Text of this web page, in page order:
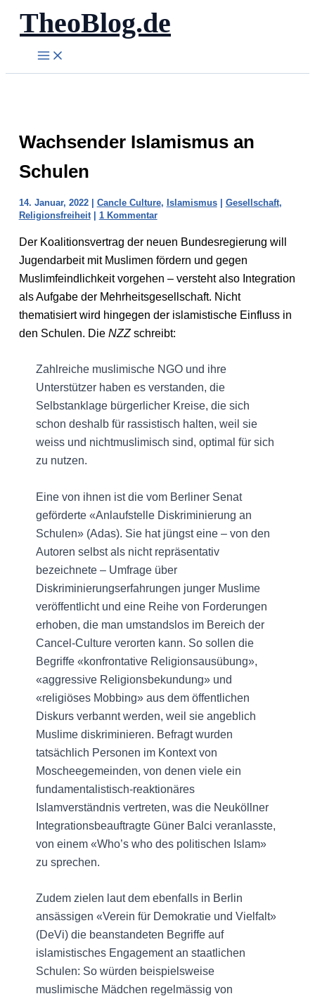
Zum
Inhalt
springen
TheoBlog.de
Wachsender Islamismus an
Schulen
14. Januar, 2022 | Cancle Culture, Islamismus| Gesellschaft,
Religionsfreiheit| 1 Kommentar
Der Koalitionsvertrag der neuen Bundesregierung will
Jugendarbeit mit Muslimen fördern und gegen
Muslimfeindlichkeit vorgehen – versteht also Integration
als Aufgabe der Mehrheitsgesellschaft. Nicht
thematisiert wird hingegen der islamistische Einfluss in
den Schulen. Die NZZschreibt:
Zahlreiche muslimische NGO und ihre
Unterstützer haben es verstanden, die
Selbstanklage bürgerlicher Kreise, die sich
schon deshalb für rassistisch halten, weil sie
weiss und nichtmuslimisch sind, optimal für sich
zu nutzen.
Eine von ihnen ist die vom Berliner Senat
geförderte «Anlaufstelle Diskriminierung an
Schulen» (Adas). Sie hat jüngst eine – von den
Autoren selbst als nicht repräsentativ
bezeichnete – Umfrage über
Diskriminierungserfahrungen junger Muslime
veröffentlicht und eine Reihe von Forderungen
erhoben, die man umstandslos im Bereich der
Cancel-Culture verorten kann. So sollen die
Begriffe «konfrontative Religionsausübung»,
«aggressive Religionsbekundung» und
«religiöses Mobbing» aus dem öffentlichen
Diskurs verbannt werden, weil sie angeblich
Muslime diskriminieren. Befragt wurden
tatsächlich Personen im Kontext von
Moscheegemeinden, von denen viele ein
fundamentalistisch-reaktionäres
Islamverständnis vertreten, was die Neuköllner
Integrationsbeauftragte Güner Balci veranlasste,
von einem «Who’s who des politischen Islam»
zu sprechen.
Zudem zielen laut dem ebenfalls in Berlin
ansässigen «Verein für Demokratie und Vielfalt»
(DeVi) die beanstandeten Begriffe auf
islamistisches Engagement an staatlichen
Schulen: So würden beispielsweise
muslimische Mädchen regelmässig von